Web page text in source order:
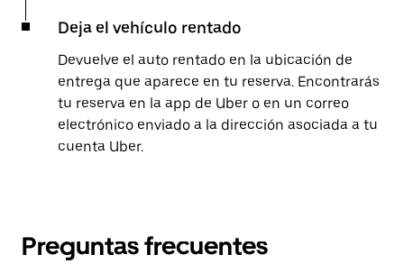
Deja el vehículo rentado
Devuelve el auto rentado en la ubicación de
entrega que aparece en tu reserva. Encontrarás
tu reserva en la app de Uber o en un correo
electrónico enviado a la dirección asociada a tu
cuenta Uber.
Preguntas frecuentes